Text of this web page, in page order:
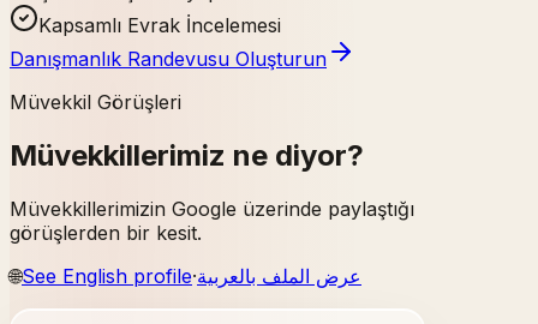
Kapsamlı Evrak İncelemesi
Danışmanlık Randevusu Oluşturun
Müvekkil Görüşleri
Müvekkillerimiz ne diyor?
Müvekkillerimizin Google üzerinde paylaştığı
görüşlerden bir kesit.
🌐See English profile·عرض الملف بالعربية